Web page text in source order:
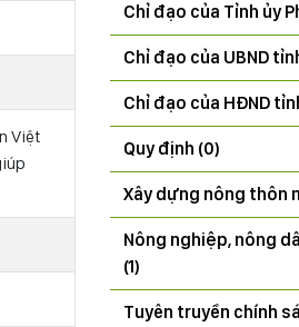
Việt
Chỉ đạo của Tỉnh ủy
Chỉ đạo của UBND
Chỉ đạo của HĐND
Quy định (0)
Xây dựng nông thôn
Nông nghiệp, nông
(1)
Tuyên truyền chính